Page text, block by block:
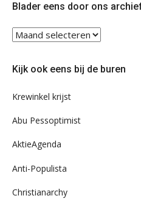
Blader eens door ons
Blader
eens
ons
Kijk ook eens bij de buren
Krewinkel krijst
Abu Pessoptimist
AktieAgenda
Anti-Populista
Christianarchy